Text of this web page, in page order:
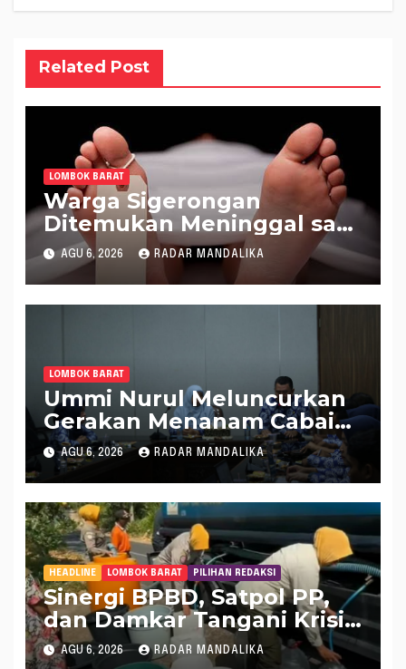
Related Post
LOMBOK BARAT
Warga Sigerongan
Ditemukan Meninggal saat
Setrum Ikan di Sungai
AGU 6, 2026 RADAR MANDALIKA
LOMBOK BARAT
Ummi Nurul Meluncurkan
Gerakan Menanam Cabai
Tangani Inflasi
AGU 6, 2026 RADAR MANDALIKA
HEADLINE LOMBOK BARAT PILIHAN REDAKSI
Sinergi BPBD, Satpol PP,
dan Damkar Tangani Krisis
Air Bersih di Lobar
AGU 6, 2026 RADAR MANDALIKA